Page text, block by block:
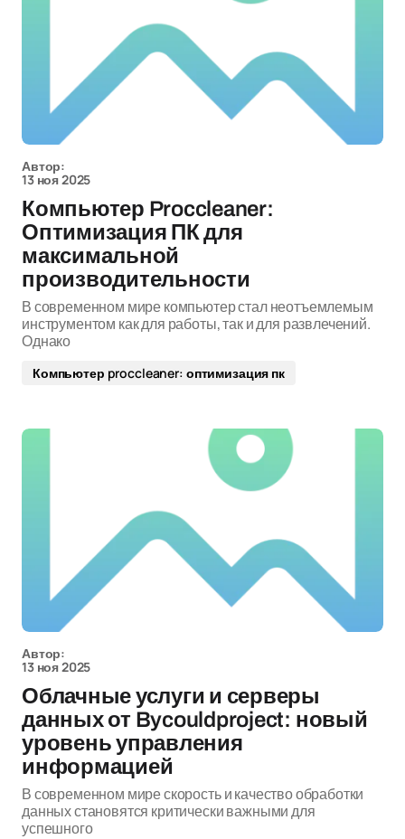
Автор:
13 ноя 2025
Компьютер Proccleaner:
Оптимизация ПК для
максимальной
производительности
В современном мире компьютер стал неотъемлемым
инструментом как для работы, так и для развлечений.
Однако
Компьютер proccleaner: оптимизация пк
Автор:
13 ноя 2025
Облачные услуги и серверы
данных от Bycouldproject: новый
уровень управления
информацией
В современном мире скорость и качество обработки
данных становятся критически важными для
успешного